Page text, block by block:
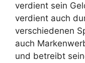
verdient sein
verdient auch
verschiedenen
auch
und betreibt